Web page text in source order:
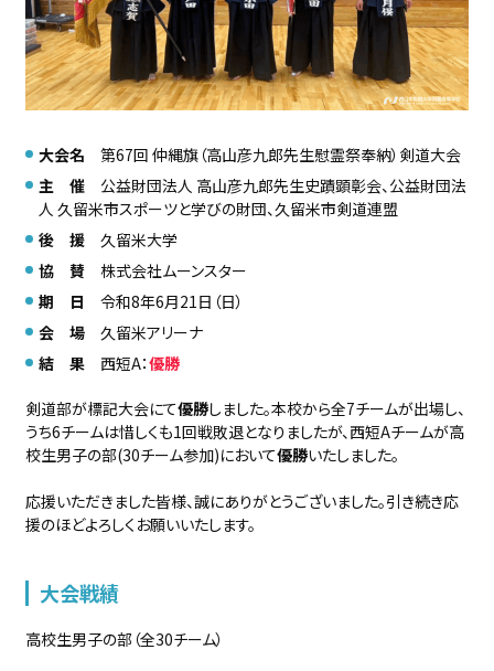
大会名 第67回 仲縄旗（高山彦九郎先生慰霊祭奉納）剣道大会
主 催公益財団法人 高山彦九郎先生史蹟顕彰会、公益財団法
人 久留米市スポーツと学びの財団、久留米市剣道連盟
後 援久留米大学
協 賛株式会社ムーンスター
期 日 令和8年6月21日（日）
会 場久留米アリーナ
結 果西短A：優勝
剣道部が標記大会にて優勝しました。本校から全7チームが出場し、
うち6チームは惜しくも1回戦敗退となりましたが、西短Aチームが高
校生男子の部(30チーム参加)において優勝いたしました。
応援いただきました皆様、誠にありがとうございました。引き続き応
援のほどよろしくお願いいたします。
大会戦績
高校生男子の部（全30チーム）